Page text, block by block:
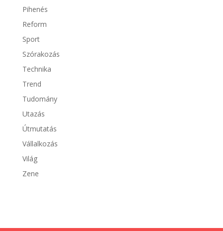
Pihenés
Reform
Sport
Szórakozás
Technika
Trend
Tudomány
Utazás
Útmutatás
Vállalkozás
Világ
Zene